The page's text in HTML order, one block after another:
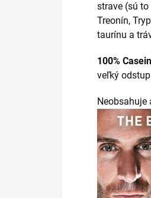
strave (sú
Treonín,
taurínu a
100%
veľký
Neobsahuje